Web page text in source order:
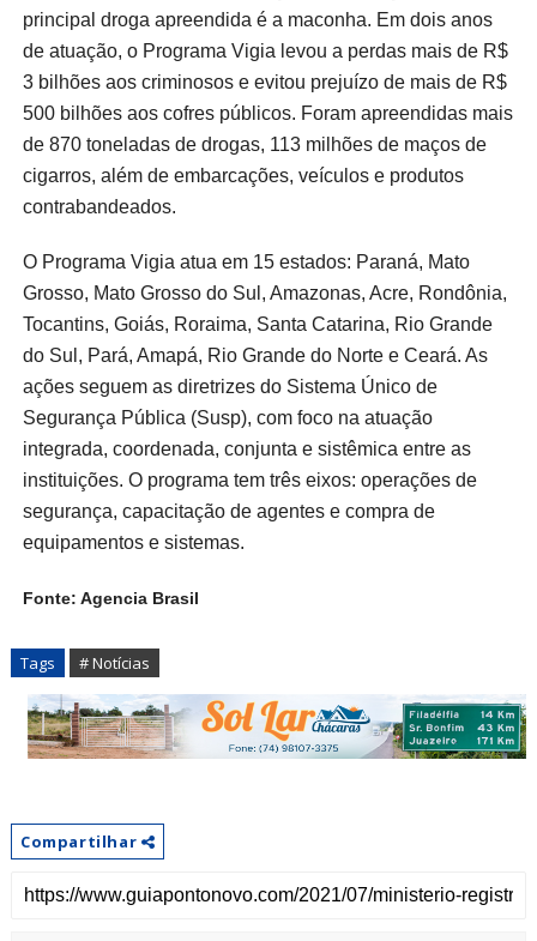
principal droga apreendida é a maconha. Em dois anos
de atuação, o Programa Vigia levou a perdas mais de R$
3 bilhões aos criminosos e evitou prejuízo de mais de R$
500 bilhões aos cofres públicos. Foram apreendidas mais
de 870 toneladas de drogas, 113 milhões de maços de
cigarros, além de embarcações, veículos e produtos
contrabandeados.
O Programa Vigia atua em 15 estados: Paraná, Mato
Grosso, Mato Grosso do Sul, Amazonas, Acre, Rondônia,
Tocantins, Goiás, Roraima, Santa Catarina, Rio Grande
do Sul, Pará, Amapá, Rio Grande do Norte e Ceará. As
ações seguem as diretrizes do Sistema Único de
Segurança Pública (Susp), com foco na atuação
integrada, coordenada, conjunta e sistêmica entre as
instituições. O programa tem três eixos: operações de
segurança, capacitação de agentes e compra de
equipamentos e sistemas.
Fonte: Agencia Brasil
Tags # Notícias
Compartilhar